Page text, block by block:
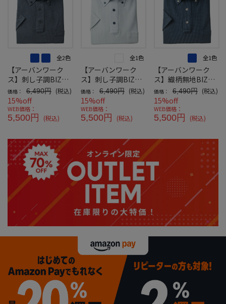
全2色
【アーバンワーク
ス】刺し子調BIZポ
ロシャツボタンダウ
ン半袖
価格： 6,490円 (税込)
15%off
WEB価格：
5,500円 (税込)
全1色
【アーバンワーク
ス】刺し子調BIZポ
ロシャツボタンダウ
ン半袖
価格： 6,490円 (税込)
15%off
WEB価格：
5,500円 (税込)
全1色
【アーバンワーク
ス】織柄無地BIZポ
ロシャツボタンダウ
ン半袖
価格： 6,490円 (税込)
15%off
WEB価格：
5,500円 (税込)